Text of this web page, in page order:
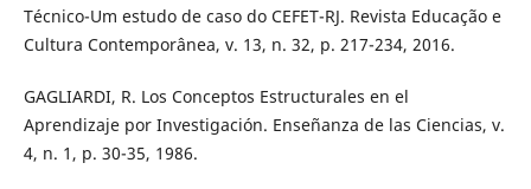
Técnico-Um estudo de caso do CEFET-RJ. Revista Educação e
Cultura Contemporânea, v. 13, n. 32, p. 217-234, 2016.
GAGLIARDI, R. Los Conceptos Estructurales en el
Aprendizaje por Investigación. Enseñanza de las Ciencias, v.
4, n. 1, p. 30-35, 1986.